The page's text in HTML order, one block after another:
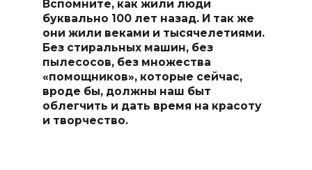
Вспомните, как жили люди
буквально 100 лет назад. И так же
они жили веками и тысячелетиями.
Без стиральных машин, без
пылесосов, без множества
«помощников», которые сейчас,
вроде бы, должны наш быт
облегчить и дать время на красоту
и творчество.